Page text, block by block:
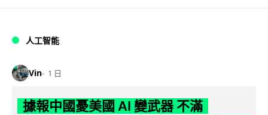
人工智能
Vin 1 日
據報中國憂美國 AI 變武器 不滿